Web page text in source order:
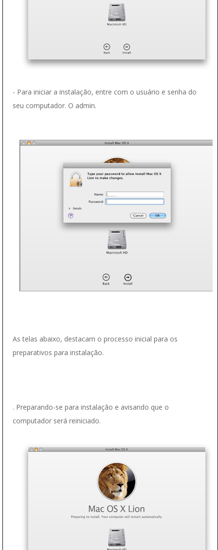
- Para iniciar a instalação, entre com o usuário e senha do
seu computador. O admin.
As telas abaixo, destacam o processo inicial para os
preparativos para instalação.
. Preparando-se para instalação e avisando que o
computador será reiniciado.